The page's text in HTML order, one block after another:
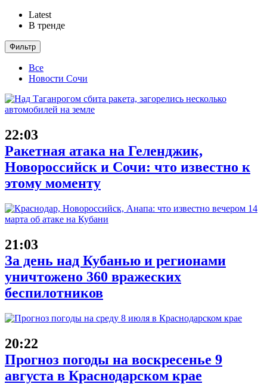
Latest
В тренде
Фильтр
Все
Новости Сочи
22:03
Ракетная атака на Геленджик,
Новороссийск и Сочи: что известно к
этому моменту
21:03
За день над Кубанью и регионами
уничтожено 360 вражеских
беспилотников
20:22
Прогноз погоды на воскресенье 9
августа в Краснодарском крае